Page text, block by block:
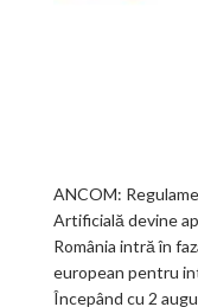
ANCOM:
Artificială devine
România intră în
european pentru
Începând cu 2